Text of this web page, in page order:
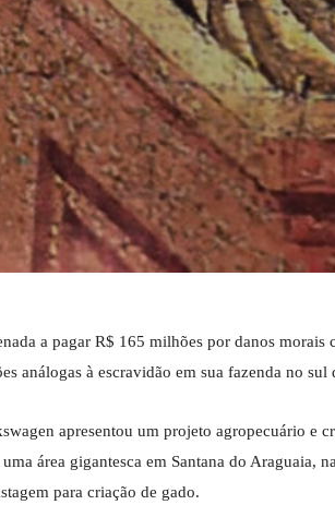
a pagar R$ 165 milhões por danos morais
análogas à escravidão em sua fazenda no
apresentou um projeto agropecuário
área gigantesca em Santana do Araguaia,
para criação de gado.